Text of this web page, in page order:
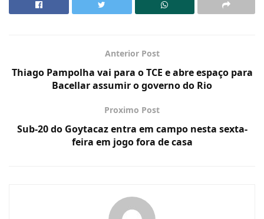
Anterior Post
Thiago Pampolha vai para o TCE e abre espaço para
Bacellar assumir o governo do Rio
Proximo Post
Sub-20 do Goytacaz entra em campo nesta sexta-
feira em jogo fora de casa